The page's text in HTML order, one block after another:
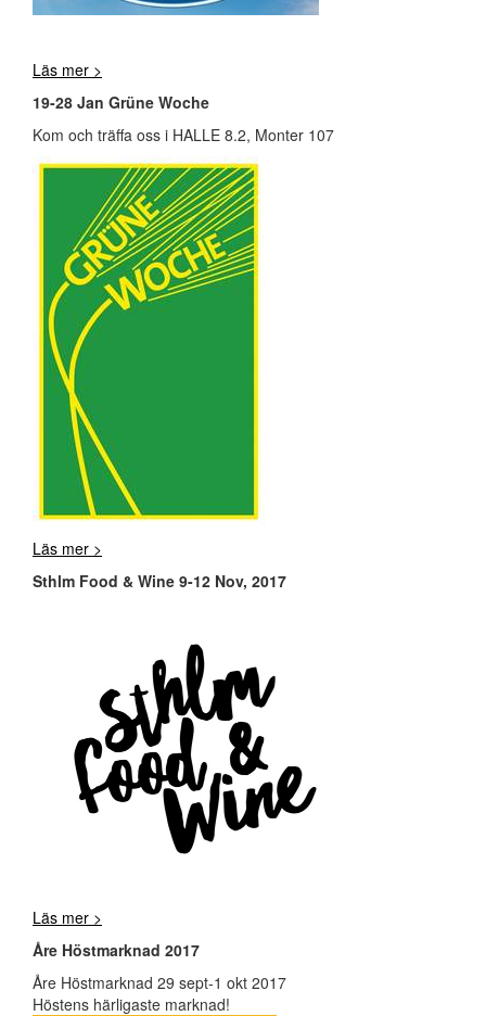
Läs mer >
19-28 Jan Grüne Woche
Kom och träffa oss i HALLE 8.2, Monter 107
Läs mer >
Sthlm Food & Wine 9-12 Nov, 2017
Läs mer >
Åre Höstmarknad 2017
Åre Höstmarknad 29 sept-1 okt 2017
Höstens härligaste marknad!